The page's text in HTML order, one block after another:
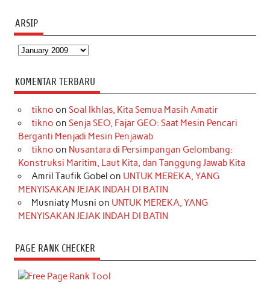
ARSIP
Arsip
KOMENTAR TERBARU
tikno on Soal Ikhlas, Kita Semua Masih Amatir
tikno on Senja SEO, Fajar GEO: Saat Mesin Pencari
Berganti Menjadi Mesin Penjawab
tikno on Nusantara di Persimpangan Gelombang:
Konstruksi Maritim, Laut Kita, dan Tanggung Jawab Kita
Amril Taufik Gobel on UNTUK MEREKA, YANG
MENYISAKAN JEJAK INDAH DI BATIN
Musniaty Musni on UNTUK MEREKA, YANG
MENYISAKAN JEJAK INDAH DI BATIN
PAGE RANK CHECKER